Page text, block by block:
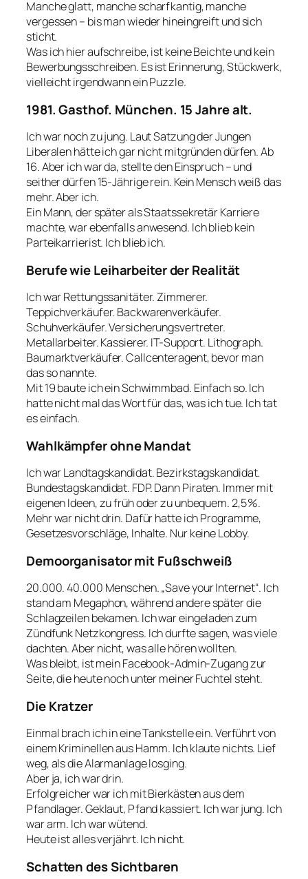
Manche glatt, manche scharfkantig, manche
vergessen – bis man wieder hineingreift und sich
sticht.
Was ich hier aufschreibe, ist keine Beichte und kein
Bewerbungsschreiben. Es ist Erinnerung, Stückwerk,
vielleicht irgendwann ein Puzzle.
1981. Gasthof. München. 15 Jahre alt.
Ich war noch zu jung. Laut Satzung der Jungen
Liberalen hätte ich gar nicht mitgründen dürfen. Ab
16. Aber ich war da, stellte den Einspruch – und
seither dürfen 15-Jährige rein. Kein Mensch weiß das
mehr. Aber ich.
Ein Mann, der später als Staatssekretär Karriere
machte, war ebenfalls anwesend. Ich blieb kein
Parteikarrierist. Ich blieb ich.
Berufe wie Leiharbeiter der Realität
Ich war Rettungssanitäter. Zimmerer.
Teppichverkäufer. Backwarenverkäufer.
Schuhverkäufer. Versicherungsvertreter.
Metallarbeiter. Kassierer. IT-Support. Lithograph.
Baumarktverkäufer. Callcenteragent, bevor man
das so nannte.
Mit 19 baute ich ein Schwimmbad. Einfach so. Ich
hatte nicht mal das Wort für das, was ich tue. Ich tat
es einfach.
Wahlkämpfer ohne Mandat
Ich war Landtagskandidat. Bezirkstagskandidat.
Bundestagskandidat. FDP. Dann Piraten. Immer mit
eigenen Ideen, zu früh oder zu unbequem. 2,5 %.
Mehr war nicht drin. Dafür hatte ich Programme,
Gesetzesvorschläge, Inhalte. Nur keine Lobby.
Demoorganisator mit Fußschweiß
20.000. 40.000 Menschen. „Save your Internet“. Ich
stand am Megaphon, während andere später die
Schlagzeilen bekamen. Ich war eingeladen zum
Zündfunk Netzkongress. Ich durfte sagen, was viele
dachten. Aber nicht, was alle hören wollten.
Was bleibt, ist mein Facebook-Admin-Zugang zur
Seite, die heute noch unter meiner Fuchtel steht.
Die Kratzer
Einmal brach ich in eine Tankstelle ein. Verführt von
einem Kriminellen aus Hamm. Ich klaute nichts. Lief
weg, als die Alarmanlage losging.
Aber ja, ich war drin.
Erfolgreicher war ich mit Bierkästen aus dem
Pfandlager. Geklaut, Pfand kassiert. Ich war jung. Ich
war arm. Ich war wütend.
Heute ist alles verjährt. Ich nicht.
Schatten des Sichtbaren